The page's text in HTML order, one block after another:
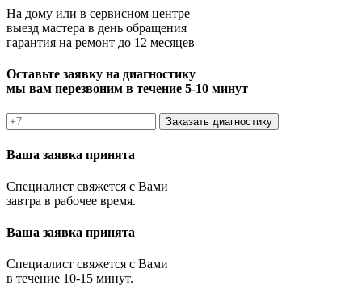
На дому или в сервисном центре
выезд мастера в день обращения
гарантия на ремонт до 12 месяцев
Оставьте заявку на диагностику
мы вам перезвоним в течение 5-10 минут
Заказать диагностику
Ваша заявка принята
Специалист свяжется с Вами
завтра в рабочее время.
Ваша заявка принята
Специалист свяжется с Вами
в течение 10-15 минут.